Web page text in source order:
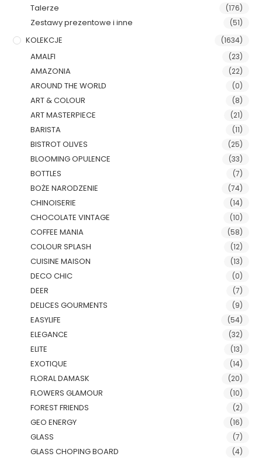
Talerze (176)
Zestawy prezentowe i inne (51)
KOLEKCJE (1634)
AMALFI (23)
AMAZONIA (22)
AROUND THE WORLD (0)
ART & COLOUR (8)
ART MASTERPIECE (21)
BARISTA (11)
BISTROT OLIVES (25)
BLOOMING OPULENCE (33)
BOTTLES (7)
BOŻE NARODZENIE (74)
CHINOISERIE (14)
CHOCOLATE VINTAGE (10)
COFFEE MANIA (58)
COLOUR SPLASH (12)
CUISINE MAISON (13)
DECO CHIC (0)
DEER (7)
DELICES GOURMENTS (9)
EASYLIFE (54)
ELEGANCE (32)
ELITE (13)
EXOTIQUE (14)
FLORAL DAMASK (20)
FLOWERS GLAMOUR (10)
FOREST FRIENDS (2)
GEO ENERGY (16)
GLASS (7)
GLASS CHOPING BOARD (4)